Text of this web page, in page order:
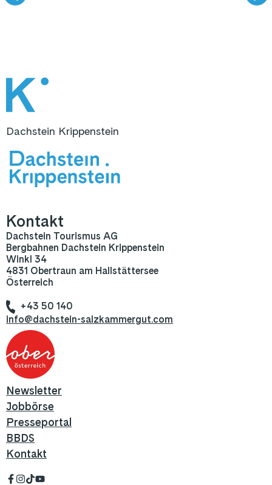
Dachstein Krippenstein
Kontakt
Dachstein Tourismus AG
Bergbahnen Dachstein Krippenstein
Winkl 34
4831 Obertraun am Hallstättersee
Österreich
+43 50 140
info@dachstein-salzkammergut.com
Newsletter
Jobbörse
Presseportal
BBDS
Kontakt